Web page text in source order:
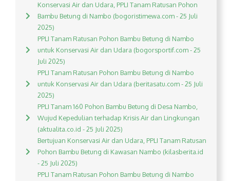
Konservasi Air dan Udara, PPLI Tanam Ratusan Pohon
Bambu Betung di Nambo (bogoristimewa.com - 25 Juli
2025)
PPLI Tanam Ratusan Pohon Bambu Betung di Nambo
untuk Konservasi Air dan Udara (bogorsportif.com - 25
Juli 2025)
PPLI Tanam Ratusan Pohon Bambu Betung di Nambo
untuk Konservasi Air dan Udara (beritasatu.com - 25 Juli
2025)
PPLI Tanam 160 Pohon Bambu Betung di Desa Nambo,
Wujud Kepedulian terhadap Krisis Air dan Lingkungan
(aktualita.co.id - 25 Juli 2025)
Bertujuan Konservasi Air dan Udara, PPLI Tanam Ratusan
Pohon Bambu Betung di Kawasan Nambo (kilasberita.id
- 25 Juli 2025)
PPLI Tanam Ratusan Pohon Bambu Betung di Nambo